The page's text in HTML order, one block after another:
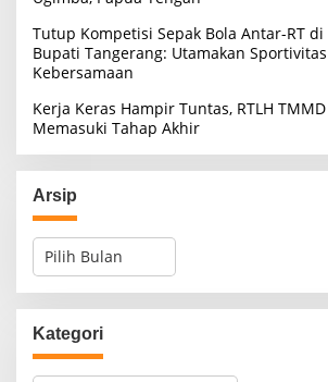
Tutup Kompetisi Sepak Bola Antar-RT di
Bupati Tangerang: Utamakan
Kebersamaan
Kerja Keras Hampir Tuntas, RTLH
Memasuki Tahap Akhir
Arsip
A
i
pKategori